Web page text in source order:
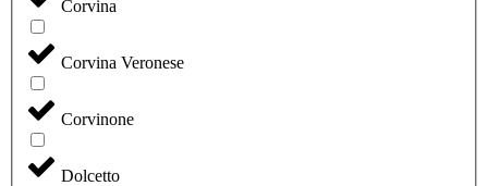
Corvina
Corvina Veronese
Corvinone
Dolcetto